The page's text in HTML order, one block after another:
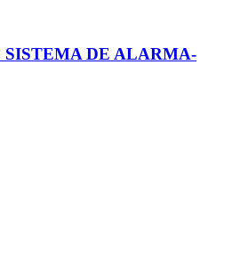
DE ALARMA-